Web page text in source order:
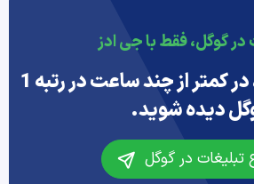
در گوگل، فقط با جی ادز
با تبلیغ در گوگل، در کمتر از چند ساعت در رتبه 1
دیده شوید.
تبلیغات در گوگل